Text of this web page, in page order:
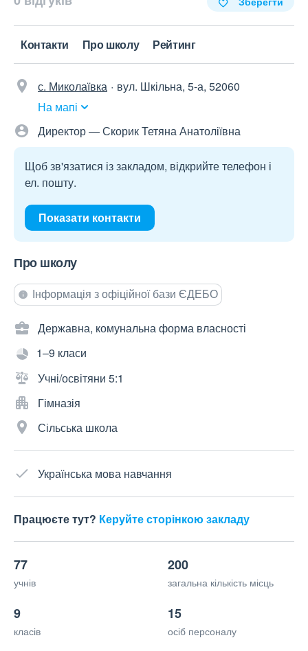
Контакти Про школу Рейтинг
с. Миколаївка
вул. Шкільна, 5-а, 52060
На мапі
Директор — Скорик Тетяна Анатоліївна
Щоб зв'язатися із закладом, відкрийте телефон і
ел. пошту.
Показати контакти
Про школу
Інформація з офіційної бази ЄДЕБО
Державна, комунальна форма власності
1–9 класи
Учні/освітяни 5:1
Гімназія
Сільська школа
Українська мова навчання
Працюєте тут? Керуйте сторінкою закладу
77
учнів
200
загальна кількість місць
9
класів
15
осіб персоналу